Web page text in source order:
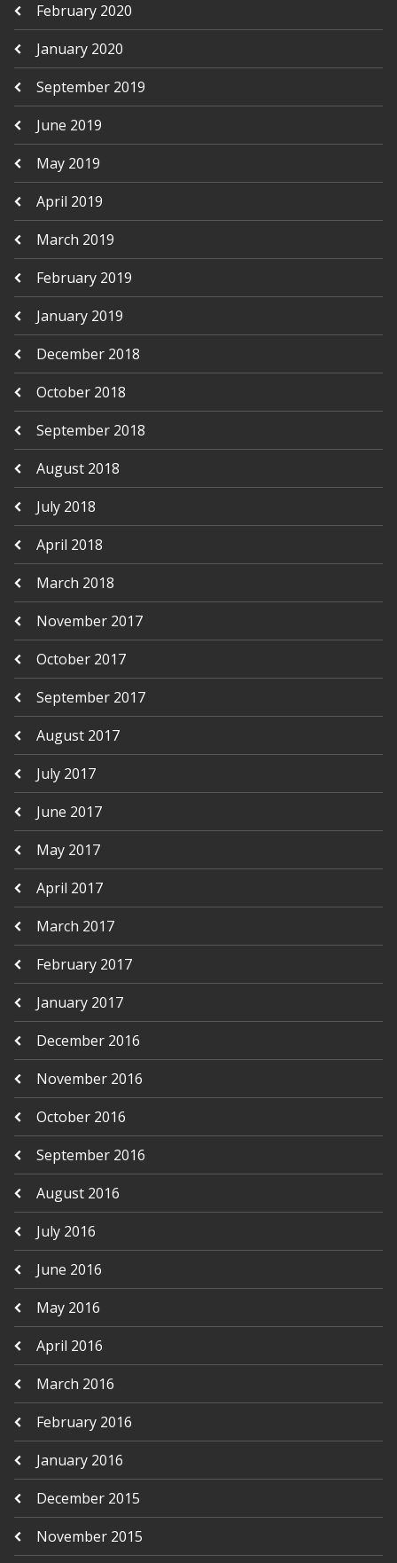
February 2020
January 2020
September 2019
June 2019
May 2019
April 2019
March 2019
February 2019
January 2019
December 2018
October 2018
September 2018
August 2018
July 2018
April 2018
March 2018
November 2017
October 2017
September 2017
August 2017
July 2017
June 2017
May 2017
April 2017
March 2017
February 2017
January 2017
December 2016
November 2016
October 2016
September 2016
August 2016
July 2016
June 2016
May 2016
April 2016
March 2016
February 2016
January 2016
December 2015
November 2015